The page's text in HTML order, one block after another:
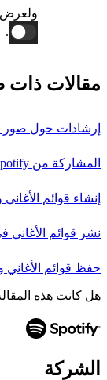
ولعرض
.
مقالات ذات
إرشادات حول صور
المشاركة من Spotify
إنشاء قوائم الأغاني
نشر قوائم
حفظ قوائم الأغاني
هل كانت هذه
الشركة